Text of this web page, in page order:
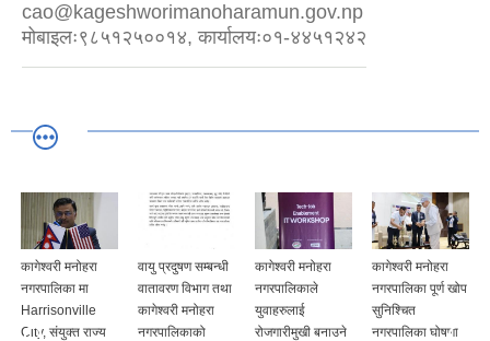
cao@kageshworimanoharamun.gov.np
मोबाइलः९८५१२५००१४, कार्यालयः०१-४४५१२४२
कागेश्वरी मनोहरा
नगरपालिका मा
Harrisonville
City, संयुक्त राज्य
वायु प्रदुषण सम्बन्धी
वातावरण विभाग तथा
कागेश्वरी मनोहरा
नगरपालिकाको
कागेश्वरी मनोहरा
नगरपालिकाले
युवाहरुलाई
रोजगारीमुखी बनाउने
कागेश्वरी मनोहरा
नगरपालिका पूर्ण खोप
सुनिश्चित
नगरपालिका घोषणा